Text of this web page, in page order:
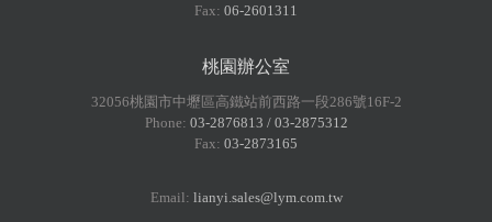
Fax: 06-2601311
桃園辦公室
32056桃園市中壢區高鐵站前西路一段286號16F-2
Phone: 03-2876813 / 03-2875312
Fax: 03-2873165
Email: lianyi.sales@lym.com.tw